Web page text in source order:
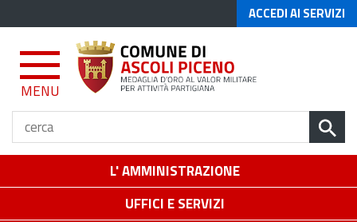
ACCEDI AI SERVIZI
MENU
L' AMMINISTRAZIONE
UFFICI E SERVIZI